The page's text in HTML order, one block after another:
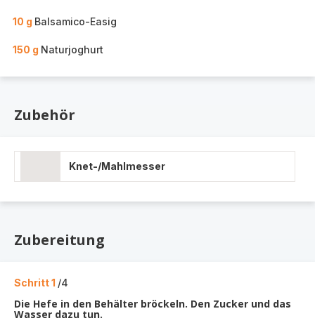
10 g Balsamico-Easig
150 g Naturjoghurt
Zubehör
Knet-/Mahlmesser
Zubereitung
Schritt 1 /4
Die Hefe in den Behälter bröckeln. Den Zucker und das
Wasser dazu tun.